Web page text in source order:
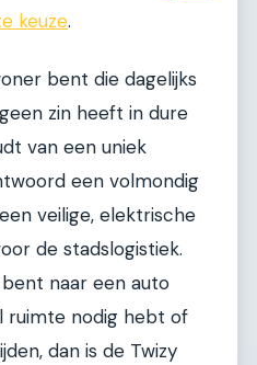
keuze.
bent die dagelijks
zin heeft in dure
van een uniek
een volmondig
veilige, elektrische
de stadslogistiek.
naar een auto
ruimte nodig hebt of
dan is de Twizy